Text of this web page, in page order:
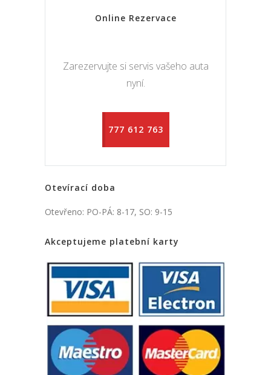
Online Rezervace
Zarezervujte si servis vašeho auta
nyní.
777 612 763
Otevírací doba
Otevřeno: PO-PÁ: 8-17, SO: 9-15
Akceptujeme platební karty